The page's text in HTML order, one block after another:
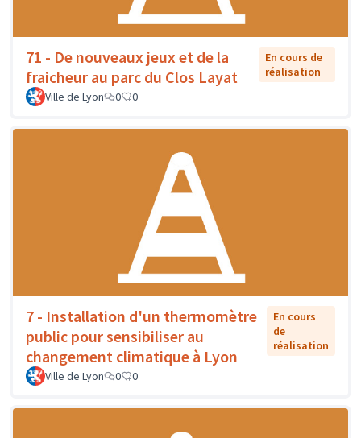
71 - De nouveaux jeux et de la
fraicheur au parc du Clos Layat
En cours de
réalisation
Ville de Lyon
0 0
7 - Installation d'un thermomètre
public pour sensibiliser au
changement climatique à Lyon
En cours
de
réalisation
Ville de Lyon 0 0